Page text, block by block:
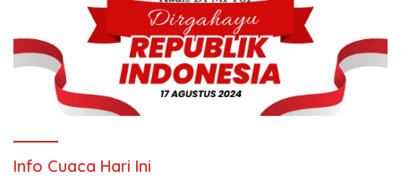
Info Cuaca Hari Ini